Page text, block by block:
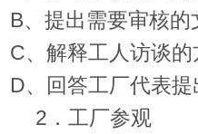
B、提出需要审核
C、解释工人访谈
D、回答工厂代表
2 ．工厂参观